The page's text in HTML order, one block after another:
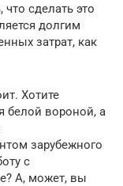
сделать это
долгим
затрат, как
Хотите
белой вороной, а
зарубежного
с
А, может, вы